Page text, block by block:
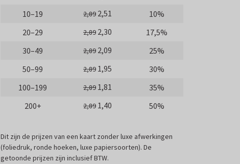
10–19
2,89 2,51
10%
20–29
2,89 2,30
17,5%
30–49
2,89 2,09
25%
50–99
2,89 1,95
30%
100–199
2,89 1,81
35%
200+
2,89 1,40 50%
Dit zijn de prijzen van een kaart zonder luxe afwerkingen
(foliedruk, ronde hoeken, luxe papiersoorten). De
getoonde prijzen zijn inclusief BTW.